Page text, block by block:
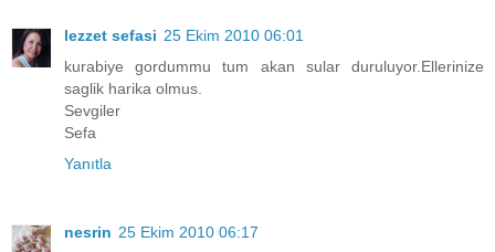
lezzet sefasi 25 Ekim 2010 06:01
kurabiye gordummu tum akan sular duruluyor.Ellerinize
saglik harika olmus.
Sevgiler
Sefa
Yanıtla
nesrin 25 Ekim 2010 06:17